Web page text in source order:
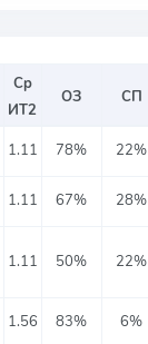
Ср
ИТ2
ОЗ СП
1.11 78% 22%
1.11 67% 28%
1.11 50% 22%
1.56 83% 6%